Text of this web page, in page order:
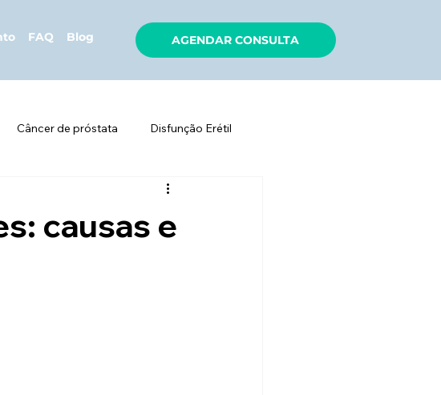
FAQ Blog AGENDAR CONSULTA
Câncer de próstata Disfunção Erétil
causas e